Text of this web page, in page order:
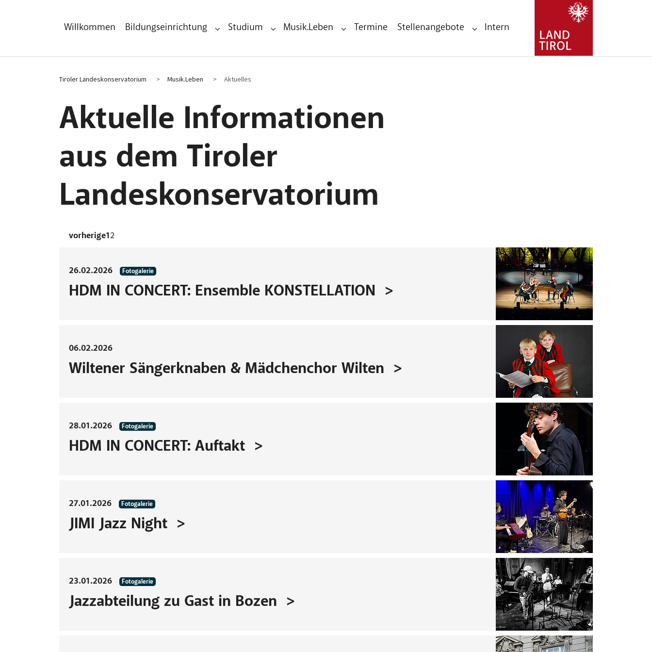
Willkommen Bildungseinrichtung Submenu for "Bildungseinrichtung"
Studium Submenu for "Studium"
Musik.Leben Submenu for "Musik.Leben"
Termine Stellenangebote Submenu for "Stellenangebote"
Intern
Tiroler Landeskonservatorium Musik.Leben Aktuelles
Aktuelle Informationen
aus dem Tiroler
Landeskonservatorium
vorherige12
26.02.2026 Fotogalerie
HDM IN CONCERT: Ensemble KONSTELLATION
06.02.2026
Wiltener Sängerknaben & Mädchenchor Wilten
28.01.2026 Fotogalerie
HDM IN CONCERT: Auftakt
27.01.2026 Fotogalerie
JIMI Jazz Night
23.01.2026 Fotogalerie
Jazzabteilung zu Gast in Bozen